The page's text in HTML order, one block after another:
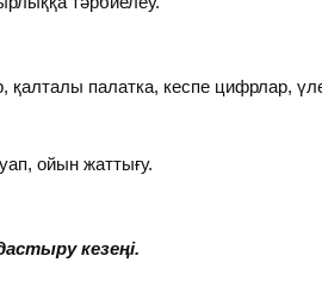
палатка, кеспе цифрлар,
жаттығу.
кезеңі.